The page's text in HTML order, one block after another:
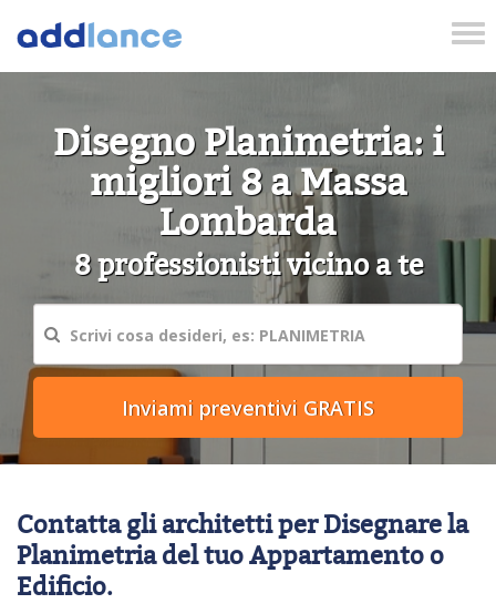
Disegno Planimetria: i
migliori 8 a Massa
Lombarda
8 professionisti vicino a te
Contatta gli architetti per Disegnare la
Planimetria del tuo Appartamento o
Edificio.